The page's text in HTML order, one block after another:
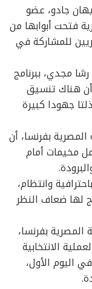
جادو، عضو
فتحت أبوابها من
للمشاركة في
مجدي، ببرنامج
أن هناك تنسيق
جهودا كبيرة
بفرنسا، أن
مخيمات أمام
وانتظام،
لها ضعاف النظر
المصرية بفرنسا،
الانتخابية
اليوم الأول،